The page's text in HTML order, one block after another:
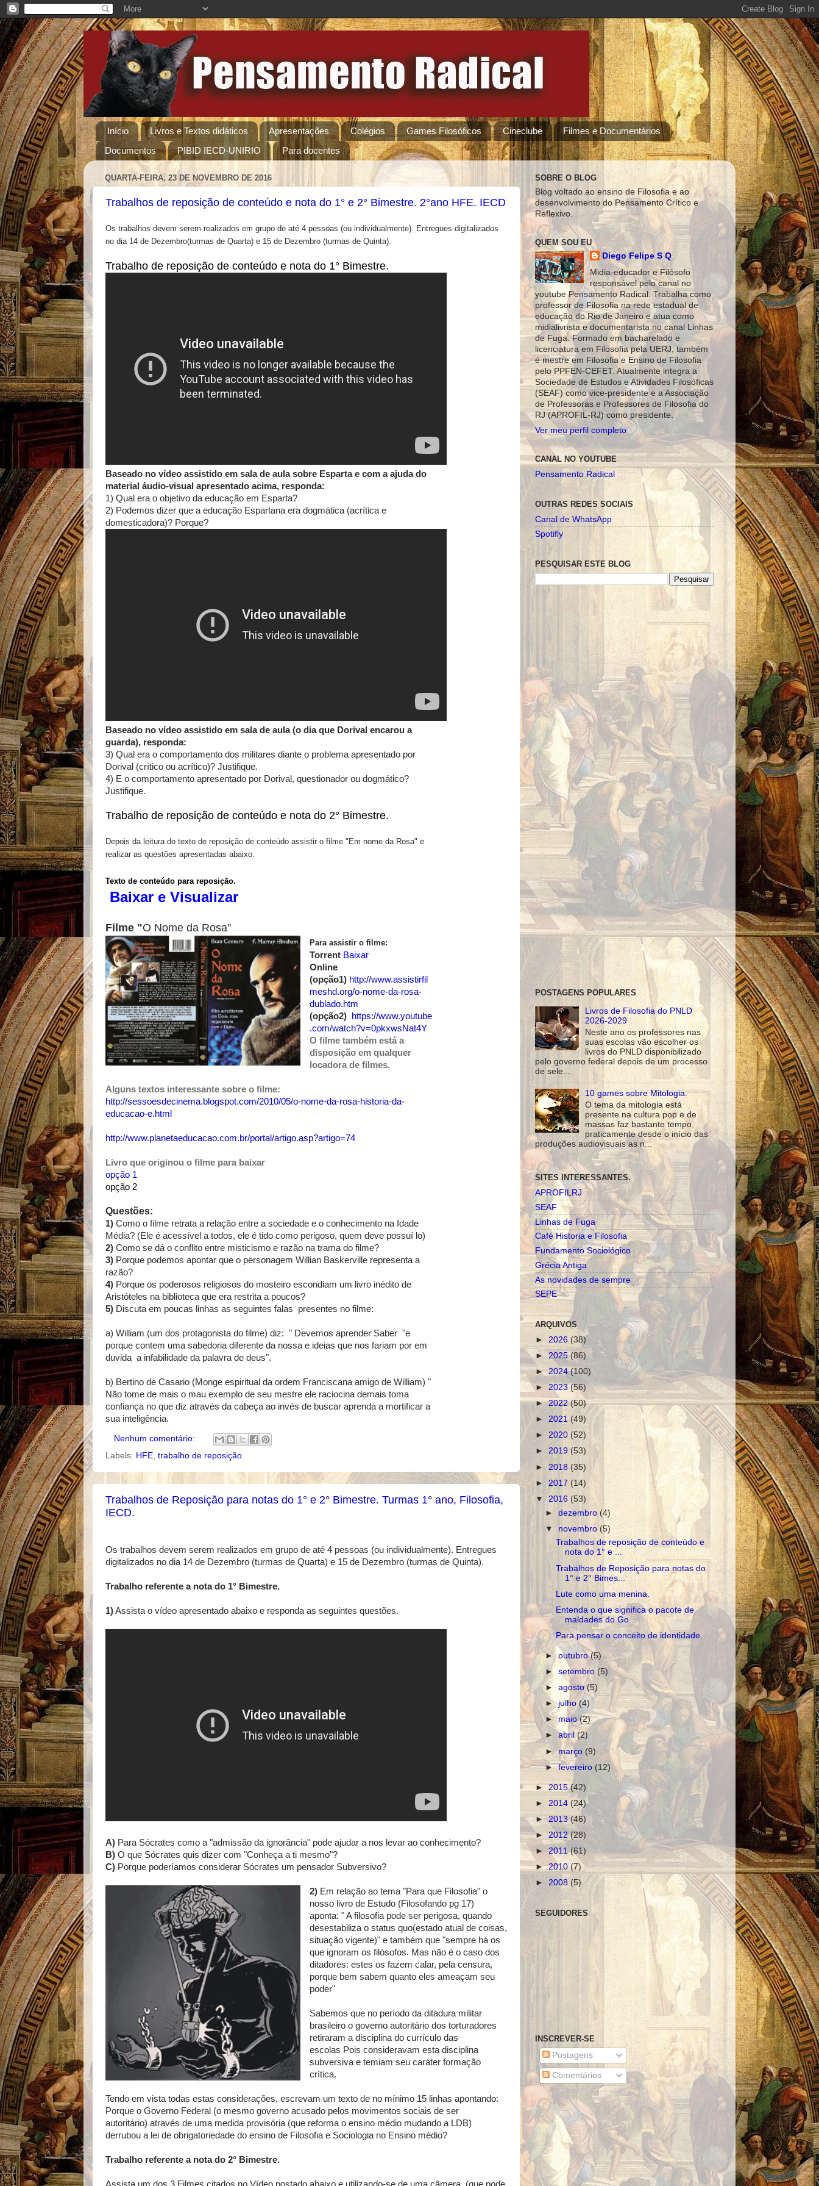
Início Livros e Textos didáticos Apresentações Colégios Games Filosóficos Cineclube
Filmes e Documentários
Documentos
PIBID IECD-UNIRIO Para docentes
QUARTA-FEIRA, 23 DE NOVEMBRO DE 2016
Trabalhos de reposição de conteúdo e nota do 1° e 2° Bimestre. 2°ano HFE. IECD
Os trabalhos devem serem realizados em grupo de até 4 pessoas (ou individualmente). Entregues digitalizados
no dia 14 de Dezembro(turmas de Quarta) e 15 de Dezembro (turmas de Quinta).
Trabalho de reposição de conteúdo e nota do 1° Bimestre.
Baseado no vídeo assistido em sala de aula sobre Esparta e com a ajuda do
material áudio-visual apresentado acima, responda:
1) Qual era o objetivo da educação em Esparta?
2) Podemos dizer que a educação Espartana era dogmática (acrítica e
domesticadora)? Porque?
Baseado no vídeo assistido em sala de aula (o dia que Dorival encarou a
guarda), responda:
3) Qual era o comportamento dos militares diante o problema apresentado por
Dorival (crítico ou acrítico)? Justifique.
4) E o comportamento apresentado por Dorival, questionador ou dogmático?
Justifique.
Trabalho de reposição de conteúdo e nota do 2° Bimestre.
Depois da leitura do texto de reposição de conteúdo assistir o filme "Em nome da Rosa" e
realizar as questões apresentadas abaixo.
Texto de conteúdo para reposição.
Baixar e Visualizar
Filme "O Nome da Rosa"
Para assistir o filme:
Torrent Baixar
Online
(opção1) http://www.assistirfil
meshd.org/o-nome-da-rosa-
dublado.htm
(opção2) https://www.youtube
.com/watch?v=0pkxwsNat4Y
O filme também está a
disposição em qualquer
locadora de filmes.
Alguns textos interessante sobre o filme:
http://sessoesdecinema.blogspot.com/2010/05/o-nome-da-rosa-historia-da-
educacao-e.html
http://www.planetaeducacao.com.br/portal/artigo.asp?artigo=74
Livro que originou o filme para baixar
opção 1
opção 2
Questões:
1) Como o filme retrata a relação entre a sociedade e o conhecimento na Idade
Média? (Ele é acessível a todos, ele é tido como perigoso, quem deve possuí lo)
2) Como se dá o conflito entre misticismo e razão na trama do filme?
3) Porque podemos apontar que o personagem Willian Baskerville representa a
razão?
4) Porque os poderosos religiosos do mosteiro escondiam um livro inédito de
Aristóteles na biblioteca que era restrita a poucos?
5) Discuta em poucas linhas as seguintes falas presentes no filme:
a) William (um dos protagonista do filme) diz: " Devemos aprender Saber "e
porque contem uma sabedoria diferente da nossa e ideias que nos fariam por em
duvida a infabilidade da palavra de deus".
b) Bertino de Casario (Monge espiritual da ordem Franciscana amigo de William) "
Não tome de mais o mau exemplo de seu mestre ele raciocina demais toma
confiança no que diz através da cabeça ao invés de buscar aprenda a mortificar a
sua inteligência.
Nenhum comentário:
Labels: HFE trabalho de reposição
Trabalhos de Reposição para notas do 1° e 2° Bimestre. Turmas 1° ano, Filosofia,
IECD.
Os trabalhos devem serem realizados em grupo de até 4 pessoas (ou individualmente). Entregues
digitalizados no dia 14 de Dezembro (turmas de Quarta) e 15 de Dezembro (turmas de Quinta).
Trabalho referente a nota do 1° Bimestre.
1)Assista o vídeo apresentado abaixo e responda as seguintes questões.
A) Para Sócrates como a "admissão da ignorância" pode ajudar a nos levar ao conhecimento?
B) O que Sócrates quis dizer com "Conheça a ti mesmo"?
C) Porque poderíamos considerar Sócrates um pensador Subversivo?
2) Em relação ao tema "Para que Filosofia" o
nosso livro de Estudo (Filosofando pg 17)
aponta: " A filosofia pode ser perigosa, quando
desestabiliza o status quo(estado atual de coisas,
situação vigente)" e também que "sempre há os
que ignoram os filósofos. Mas não é o caso dos
ditadores: estes os fazem calar, pela censura,
porque bem sabem quanto eles ameaçam seu
poder"
Sabemos que no período da ditadura militar
brasileiro o governo autoritário dos torturadores
retiraram a disciplina do currículo das
escolas Pois consideravam esta disciplina
subversiva e temiam seu caráter formação
crítica.
Tendo em vista todas estas considerações, escrevam um texto de no mínimo 15 linhas apontando:
Porque o Governo Federal (o mesmo governo acusado pelos movimentos sociais de ser
autoritário) através de uma medida provisória (que reforma o ensino médio mudando a LDB)
derrubou a lei de obrigatoriedade do ensino de Filosofia e Sociologia no Ensino médio?
Trabalho referente a nota do 2° Bimestre.
SOBRE O BLOG
Blog voltado ao ensino de Filosofia e ao
desenvolvimento do Pensamento Crítico e
Reflexivo.
QUEM SOU EU
Diego Felipe S Q
Midia-educador e Filósofo
responsável pelo canal no
youtube Pensamento Radical. Trabalha como
professor de Filosofia na rede estadual de
educação do Rio de Janeiro e atua como
midialivrista e documentarista no canal Linhas
de Fuga. Formado em bacharelado e
licenciatura em Filosofia pela UERJ, também
é mestre em Filosofia e Ensino de Filosofia
pelo PPFEN-CEFET. Atualmente integra a
Sociedade de Estudos e Atividades Filosóficas
(SEAF) como vice-presidente e a Associação
de Professoras e Professores de Filosofia do
RJ (APROFIL-RJ) como presidente.
Ver meu perfil completo
CANAL NO YOUTUBE
Pensamento Radical
OUTRAS REDES SOCIAIS
Canal de WhatsApp
Spotifly
PESQUISAR ESTE BLOG
POSTAGENS POPULARES
Livros de Filosofia do PNLD
2026-2029
Neste ano os professores nas
suas escolas vão escolher os
livros do PNLD disponibilizado
pelo governo federal depois de um processo
de sele...
10 games sobre Mitologia.
O tema da mitologia está
presente na cultura pop e de
massas faz bastante tempo,
praticamente desde o início das
produções audiovisuais as n...
SITES INTERESSANTES.
APROFILRJ
SEAF
Linhas de Fuga
Café Historia e Filosofia
Fundamento Sociológico
Grécia Antiga
As novidades de sempre
SEPE
ARQUIVOS
► 2026 (38)
►2025(86)
►2024(100)
► 2023 (56)
►2022(50)
► 2021 (49)
► 2020 (52)
► 2019 (53)
► 2018 (35)
► 2017 (14)
▼ 2016 (53)
►dezembro(4)
▼ novembro (5)
Trabalhos de reposição de conteúdo e
nota do 1° e ...
Trabalhos de Reposição para notas do
1° e 2° Bimes...
Lute como uma menina.
Entenda o que significa o pacote de
maldades do Go...
Para pensar o conceito de identidade.
►outubro(5)
►setembro (5)
►agosto(5)
►julho(4)
►maio(2)
►abril (2)
►março(9)
►fevereiro(12)
►2015(42)
► 2014 (24)
►2013(46)
► 2012(28)
►2011(61)
►2010 (7)
► 2008 (5)
SEGUIDORES
INSCREVER-SE
Postagens
Comentários